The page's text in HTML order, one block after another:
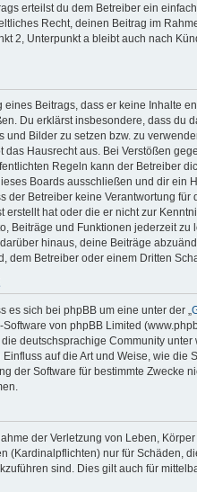
erteilst du dem Betreiber ein
Recht, deinen Beitrag im
2, Unterpunkt a bleibt auch nach
eines Beitrags, dass er keine Inhalte
Du erklärst insbesondere, dass du
und Bilder zu setzen bzw. zu
das Hausrecht aus. Bei Verstößen
Regeln kann der Betreiber
Boards ausschließen und dir ein
der Betreiber keine Verantwortung für
erstellt hat oder die er nicht zur
Beiträge und Funktionen jederzeit zu
hinaus, deine Beiträge
dem Betreiber oder einem Dritten
es sich bei phpBB um eine unter der „
von phpBB Limited
deutschsprachige Community unter
auf die Art und Weise, wie die
der Software für bestimmte Zwecke
der Verletzung von Leben,
(Kardinalpflichten) nur für Schäden,
sind. Dies gilt auch für